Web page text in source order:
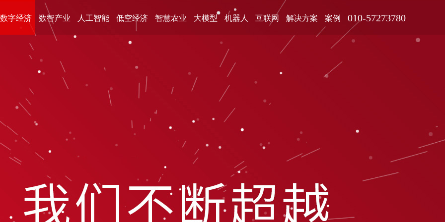
数字经济 数智产业 人工智能 低空经济 智慧农业 大模型 机器人 互联网 解决方案 案例 010-57273780